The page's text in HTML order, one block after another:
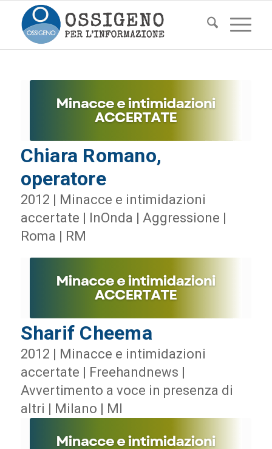
Chiara Romano,
operatore
2012 | Minacce e intimidazioni
accertate | InOnda | Aggressione |
Roma | RM
Sharif Cheema
2012 | Minacce e intimidazioni
accertate | Freehandnews |
Avvertimento a voce in presenza di
altri | Milano | MI